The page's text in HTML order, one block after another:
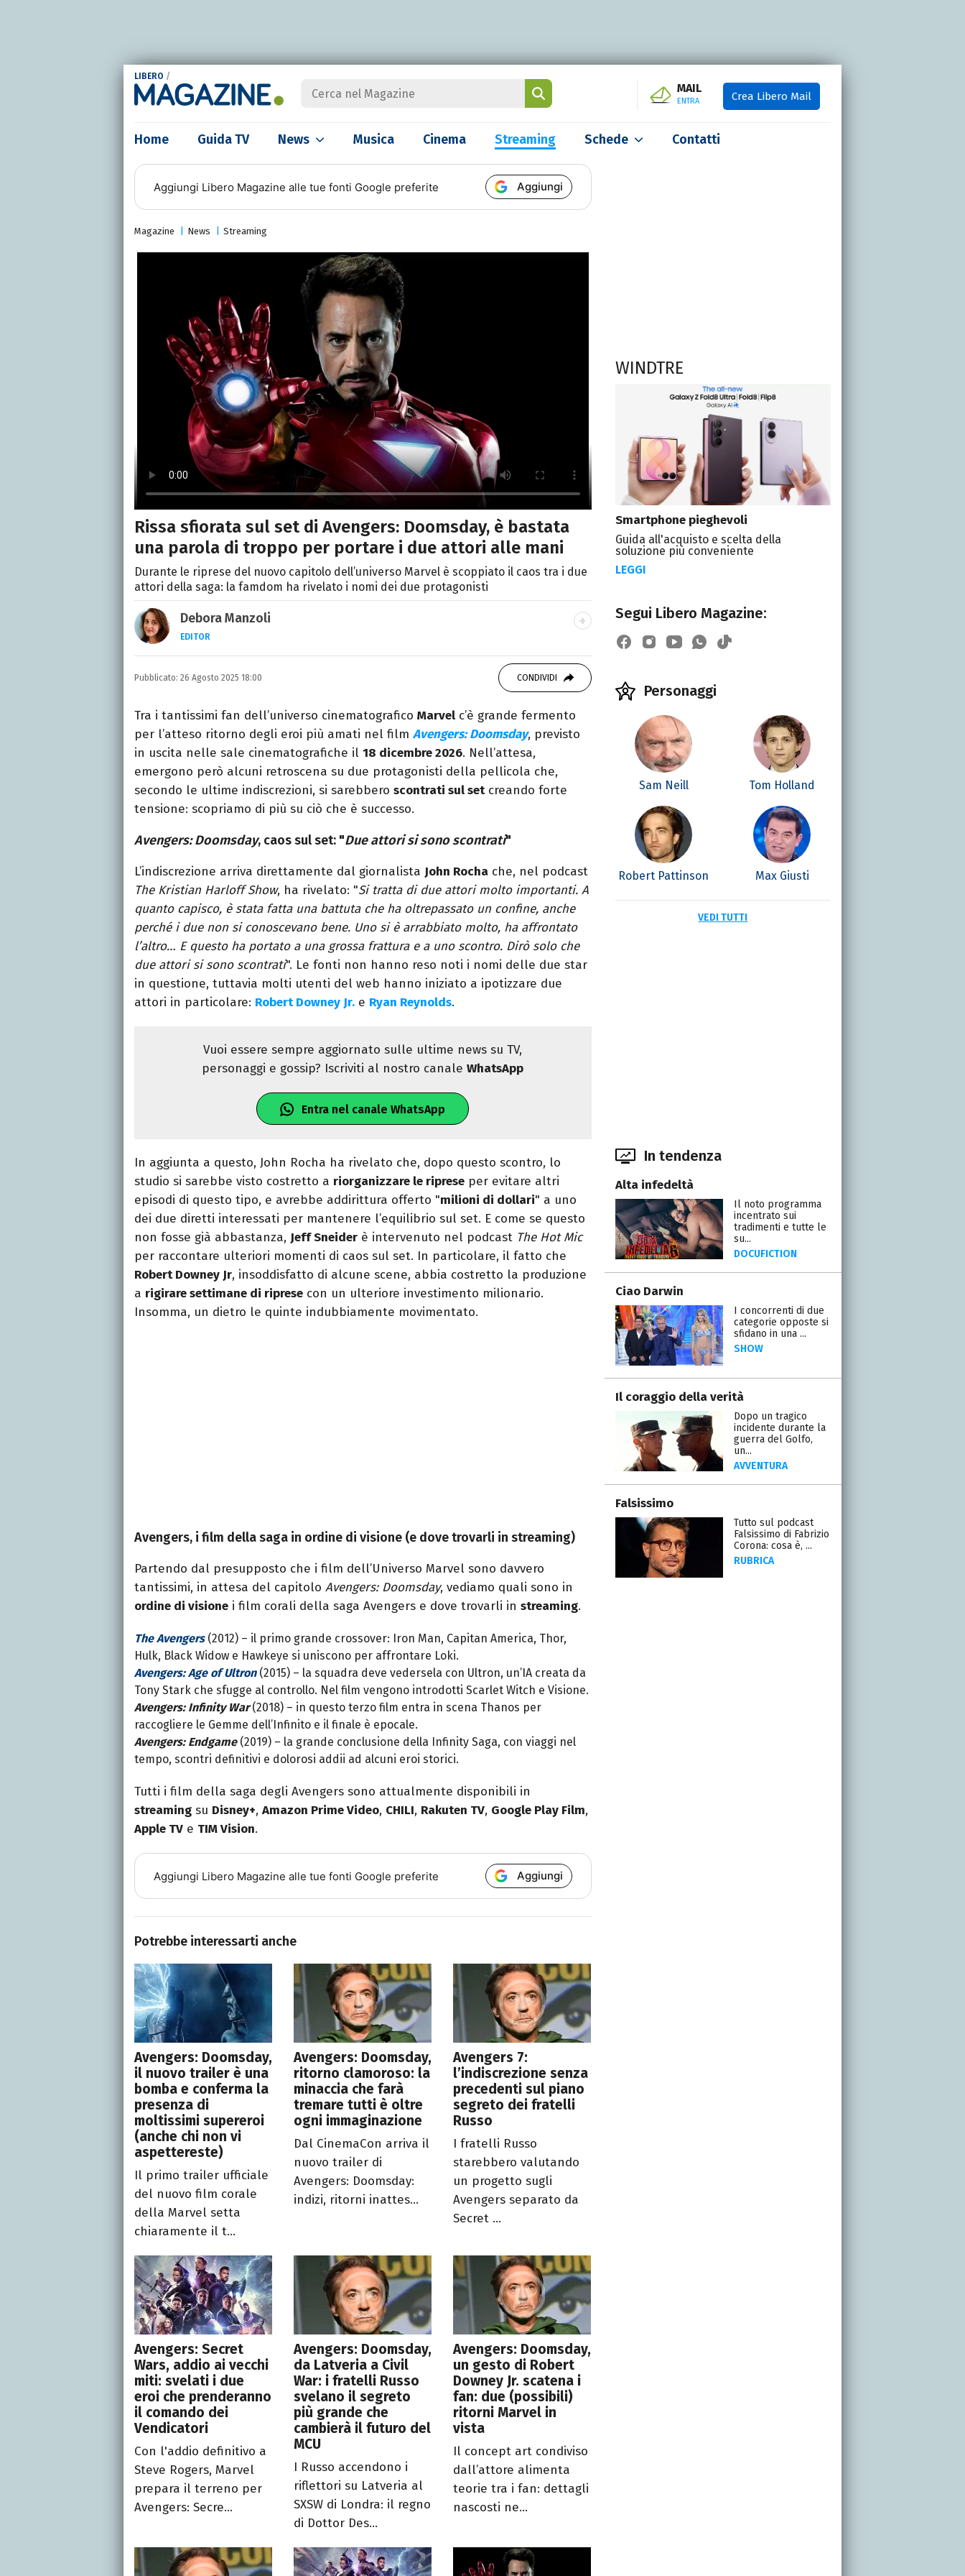
LIBERO /
MAIL
ENTRA Crea Libero Mail
Home Guida TV News Musica Cinema Streaming Schede Contatti
Aggiungi Libero Magazine alle tue fonti Google preferite Aggiungi
Magazine News Streaming
Rissa sfiorata sul set di Avengers: Doomsday, è bastata
una parola di troppo per portare i due attori alle mani
Durante le riprese del nuovo capitolo dell’universo Marvel è scoppiato il caos tra i due
attori della saga: la famdom ha rivelato i nomi dei due protagonisti
Debora Manzoli
EDITOR
LINKEDIN
INSTAGRAM FACEBOOK SITO
Scrittrice, copywriter, editor e pubblicista mantovana, laureata in
Lettere, Cinema e Tv. Ha due libri all’attivo e ama la scrittura alla
follia.
Pubblicato: 26 Agosto 2025 18:00 CONDIVIDI
Tra i tantissimi fan dell’universo cinematografico Marvel c’è grande fermento
per l’atteso ritorno degli eroi più amati nel film Avengers: Doomsday, previsto
in uscita nelle sale cinematografiche il 18 dicembre 2026. Nell’attesa,
emergono però alcuni retroscena su due protagonisti della pellicola che,
secondo le ultime indiscrezioni, si sarebbero scontrati sul setcreando forte
tensione: scopriamo di più su ciò che è successo.
Avengers: Doomsday, caos sul set: "Due attori si sono scontrati"
L’indiscrezione arriva direttamente dal giornalista John Rocha che, nel podcast
The Kristian Harloff Show, ha rivelato: "Si tratta di due attori molto importanti. A
quanto capisco, è stata fatta una battuta che ha oltrepassato un confine, anche
perché i due non si conoscevano bene. Uno si è arrabbiato molto, ha affrontato
l’altro… E questo ha portato a una grossa frattura e a uno scontro. Dirò solo che
due attori si sono scontrati". Le fonti non hanno reso noti i nomi delle due star
in questione, tuttavia molti utenti del web hanno iniziato a ipotizzare due
attori in particolare: Robert Downey Jr. e Ryan Reynolds.
Vuoi essere sempre aggiornato sulle ultime news su TV,
personaggi e gossip? Iscriviti al nostro canaleWhatsApp
Entra nel canale WhatsApp
In aggiunta a questo, John Rocha ha rivelato che, dopo questo scontro, lo
studio si sarebbe visto costretto a riorganizzare le riprese per evitare altri
episodi di questo tipo, e avrebbe addirittura offerto "milioni di dollari" a uno
dei due diretti interessati per mantenere l’equilibrio sul set. E come se questo
non fosse già abbastanza, Jeff Sneider è intervenuto nel podcast The Hot Mic
per raccontare ulteriori momenti di caos sul set. In particolare, il fatto che
Robert Downey Jr, insoddisfatto di alcune scene, abbia costretto la produzione
a rigirare settimane di riprese con un ulteriore investimento milionario.
Insomma, un dietro le quinte indubbiamente movimentato.
Avengers, i film della saga in ordine di visione (e dove trovarli in streaming)
Partendo dal presupposto che i film dell’Universo Marvel sono davvero
tantissimi, in attesa del capitolo Avengers: Doomsday, vediamo quali sono in
ordine di visione i film corali della saga Avengers e dove trovarli in streaming.
The Avengers(2012) – il primo grande crossover: Iron Man, Capitan America, Thor,
Hulk, Black Widow e Hawkeye si uniscono per affrontare Loki.
Avengers: Age of Ultron(2015) – la squadra deve vedersela con Ultron, un’IA creata da
Tony Stark che sfugge al controllo. Nel film vengono introdotti Scarlet Witch e Visione.
Avengers: Infinity War(2018) – in questo terzo film entra in scena Thanos per
raccogliere le Gemme dell’Infinito e il finale è epocale.
Avengers: Endgame(2019) – la grande conclusione della Infinity Saga, con viaggi nel
tempo, scontri definitivi e dolorosi addii ad alcuni eroi storici.
Tutti i film della saga degli Avengers sono attualmente disponibili in
streaming su Disney+, Amazon Prime Video, CHILI, Rakuten TV, Google Play Film,
Apple TV e TIM Vision.
Aggiungi Libero Magazine alle tue fonti Google preferite Aggiungi
Potrebbe interessarti anche
Avengers: Doomsday,
il nuovo trailer è una
bomba e conferma la
presenza di
moltissimi supereroi
(anche chi non vi
aspettereste)
Il primo trailer ufficiale
del nuovo film corale
della Marvel setta
chiaramente il t...
Avengers: Doomsday,
ritorno clamoroso: la
minaccia che farà
tremare tutti è oltre
ogni immaginazione
Dal CinemaCon arriva il
nuovo trailer di
Avengers: Doomsday:
indizi, ritorni inattes...
Avengers 7:
l’indiscrezione senza
precedenti sul piano
segreto dei fratelli
Russo
I fratelli Russo
starebbero valutando
un progetto sugli
Avengers separato da
Secret ...
Avengers: Secret
Wars, addio ai vecchi
miti: svelati i due
eroi che prenderanno
il comando dei
Vendicatori
Con l'addio definitivo a
Steve Rogers, Marvel
prepara il terreno per
Avengers: Secre...
Avengers: Doomsday,
da Latveria a Civil
War: i fratelli Russo
svelano il segreto
più grande che
cambierà il futuro del
MCU
I Russo accendono i
riflettori su Latveria al
SXSW di Londra: il regno
di Dottor Des...
Avengers: Doomsday,
un gesto di Robert
Downey Jr. scatena i
fan: due (possibili)
ritorni Marvel in
vista
Il concept art condiviso
dall’attore alimenta
teorie tra i fan: dettagli
nascosti ne...
WINDTRE
Smartphone pieghevoli
Guida all'acquisto e scelta della
soluzione più conveniente
LEGGI
Segui Libero Magazine:
Personaggi
Sam Neill Tom Holland
Robert Pattinson Max Giusti
VEDI TUTTI
In tendenza
Alta infedeltà
Il noto programma
incentrato sui
tradimenti e tutte le
su...
DOCUFICTION
Ciao Darwin
I concorrenti di due
categorie opposte si
sfidano in una ...
SHOW
Il coraggio della verità
Dopo un tragico
incidente durante la
guerra del Golfo,
un...
AVVENTURA
Falsissimo
Tutto sul podcast
Falsissimo di Fabrizio
Corona: cosa è, ...
RUBRICA